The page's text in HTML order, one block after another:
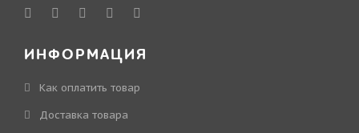
ИНФОРМАЦИЯ
Как оплатить товар
Доставка товара